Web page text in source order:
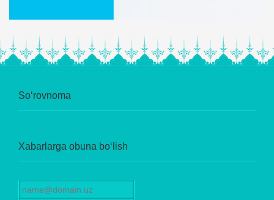
So‘rovnoma
Xabarlarga obuna bo‘lish